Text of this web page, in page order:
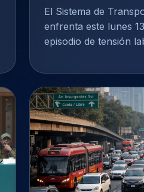
El Sistema de
enfrenta este lunes
episodio de tensión